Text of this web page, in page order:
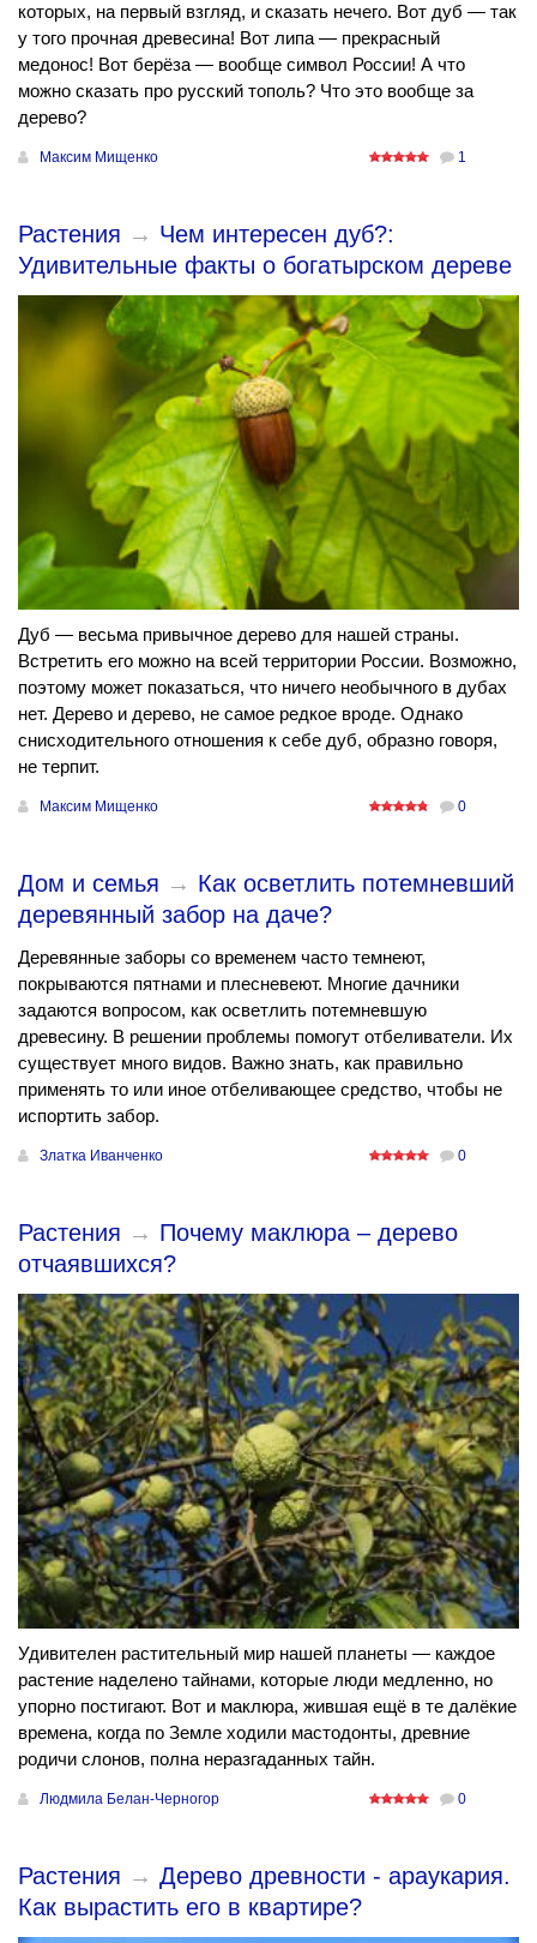
которых, на первый взгляд, и сказать нечего. Вот дуб — так
у того прочная древесина! Вот липа — прекрасный
медонос! Вот берёза — вообще символ России! А что
можно сказать про русский тополь? Что это вообще за
дерево?
Максим Мищенко 1
Растения → Чем интересен дуб?:
Удивительные факты о богатырском дереве
Дуб — весьма привычное дерево для нашей страны.
Встретить его можно на всей территории России. Возможно,
поэтому может показаться, что ничего необычного в дубах
нет. Дерево и дерево, не самое редкое вроде. Однако
снисходительного отношения к себе дуб, образно говоря,
не терпит.
Максим Мищенко 0
Дом и семья → Как осветлить потемневший
деревянный забор на даче?
Деревянные заборы со временем часто темнеют,
покрываются пятнами и плесневеют. Многие дачники
задаются вопросом, как осветлить потемневшую
древесину. В решении проблемы помогут отбеливатели. Их
существует много видов. Важно знать, как правильно
применять то или иное отбеливающее средство, чтобы не
испортить забор.
Златка Иванченко 0
Растения → Почему маклюра – дерево
отчаявшихся?
Удивителен растительный мир нашей планеты — каждое
растение наделено тайнами, которые люди медленно, но
упорно постигают. Вот и маклюра, жившая ещё в те далёкие
времена, когда по Земле ходили мастодонты, древние
родичи слонов, полна неразгаданных тайн.
Людмила Белан-Черногор 0
Растения → Дерево древности - араукария.
Как вырастить его в квартире?